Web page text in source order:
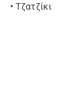
• Τζατζίκι